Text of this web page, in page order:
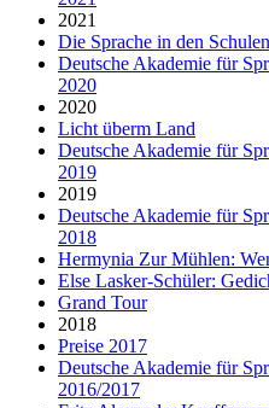
2021
Die Sprache in den
Deutsche Akademie für
2020
2020
Licht überm Land
Deutsche Akademie für
2019
2019
Deutsche Akademie für
2018
Hermynia Zur Mühlen:
Else Lasker-Schüler:
Grand Tour
2018
Preise 2017
Deutsche Akademie für
2016/2017